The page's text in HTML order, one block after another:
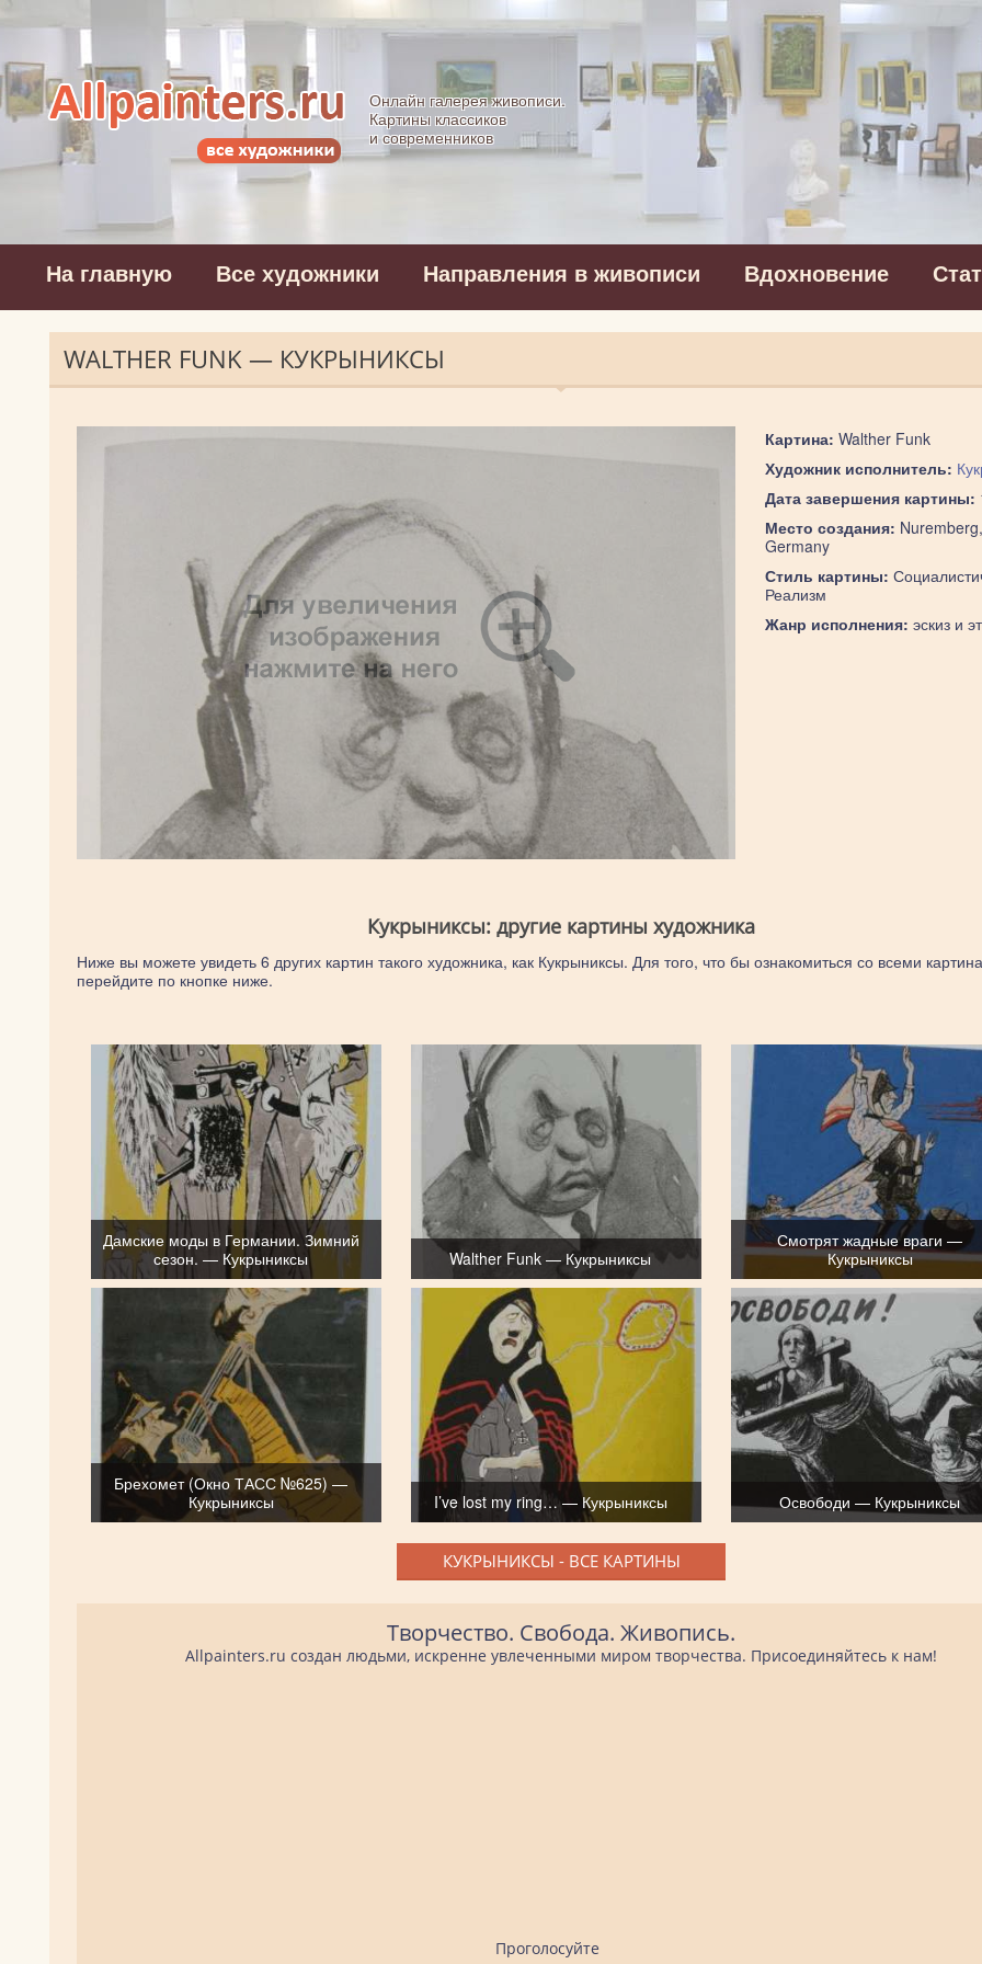
Allpainters.ru - картинная галерея
Онлайн галерея живописи.
Картины классиков
и современников
На главную Все художники Направления в живописи Вдохновение
WALTHER FUNK — КУКРЫНИКСЫ
Картина: Walther Funk
Художник исполнитель:
Дата завершения картины:
Место создания: Nuremberg,
Germany
Стиль картины:
Реализм
Жанр исполнения: эскиз и
Кукрыниксы: другие картины художника
Ниже вы можете увидеть 6 других картин такого художника, как Кукрыниксы. Для того, что бы ознакомиться со всеми
перейдите по кнопке ниже.
Дамские моды в Германии. Зимний
сезон. — Кукрыниксы
Walther Funk — Кукрыниксы
Смотрят жадные враги —
Кукрыниксы
Брехомет (Окно ТАСС №625) —
Кукрыниксы
I’ve lost my ring… — Кукрыниксы Освободи — Кукрыниксы
КУКРЫНИКСЫ - ВСЕ КАРТИНЫ
Творчество. Свобода. Живопись.
Allpainters.ru создан людьми, искренне увлеченными миром творчества. Присоединяйтесь к нам!
Проголосуйте